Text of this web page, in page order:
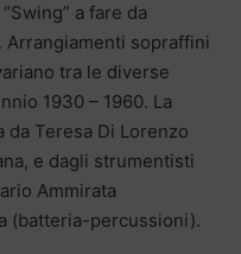
a fare da
Arrangiamenti sopraffini
tra le diverse
1930 – 1960. La
Teresa Di Lorenzo
e dagli strumentisti
Ammirata
(batteria-percussioni).